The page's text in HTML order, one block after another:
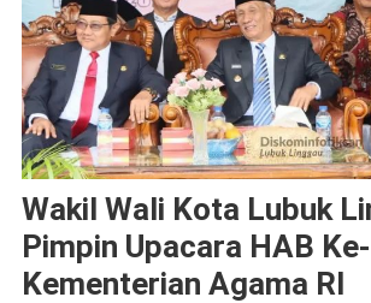
Wakil Wali Kota Lubuk
Pimpin Upacara HAB
Kementerian Agama RI